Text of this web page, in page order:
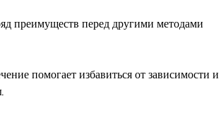
преимуществ перед другими методами
помогает избавиться от зависимости и